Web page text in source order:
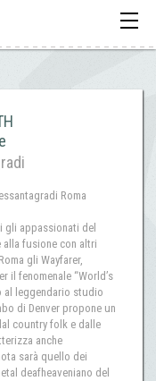
Toggle
Roma
gli appassionati del
alla fusione con altri
gli Wayfarer,
il fenomenale “World’s
al leggendario studio
di Denver propone un
country folk e dalle
anche
sarà quello dei
deafheaveniano del